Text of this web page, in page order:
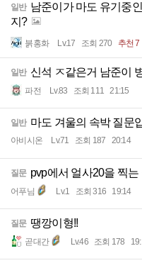
일반 남준이가 마도 유기중
지?
붉홍화 Lv.17 조회 270 추천 7
일반 신석 ㅈ같은거 남준이
파전 Lv.83 조회 111 21:15
일반 마도 겨울의 속박 질문
아비시온 Lv.71 조회 187 20:14
질문 pvp에서 얼사20을 찍는
어푸님 Lv.1 조회 316 19:14
질문 땡깡이형!!
곧대간 Lv.46 조회 178